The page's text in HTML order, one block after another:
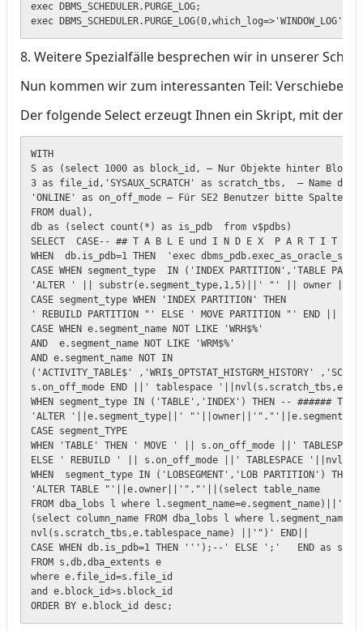
exec DBMS_SCHEDULER.PURGE_LOG;
exec DBMS_SCHEDULER.PURGE_LOG(0,which_log=>'WINDOW_LOG');
8. Weitere Spezialfälle besprechen wir in unserer
Nun kommen wir zum interessanten Teil: Verschieben
Der folgende Select erzeugt Ihnen ein Skript, mit dem
WITH
S as (select 1000 as block_id, – Nur Objekte hinter Block
3 as file_id,'SYSAUX_SCRATCH' as scratch_tbs,  – Name
'ONLINE' as on_off_mode – Für SE2 Benutzer bitte Spalte
FROM dual),
db as (select count(*) as is_pdb  from v$pdbs)
SELECT  CASE-- ## T A B L E und I N D E X  P A R T I T I O
WHEN  db.is_pdb=1 THEN  'exec
CASE WHEN segment_type  IN ('INDEX PARTITION','TABLE
'ALTER ' || substr(e.segment_type,1,5)||' "' || owner
CASE segment_type WHEN 'INDEX PARTITION' THEN
' REBUILD PARTITION "' ELSE ' MOVE PARTITION "' END
CASE WHEN e.segment_name NOT LIKE 'WRH$%'
AND  e.segment_name NOT LIKE 'WRM$%'
AND e.segment_name NOT IN
('ACTIVITY_TABLE$' ,'WRI$_OPTSTAT_HISTGRM_HISTORY'
s.on_off_mode END ||' tablespace
WHEN segment_type IN ('TABLE','INDEX') THEN -- ###### T
'ALTER '||e.segment_type||'
CASE segment_TYPE
WHEN 'TABLE' THEN ' MOVE ' || s.on_off_mode ||'
ELSE ' REBUILD ' || s.on_off_mode ||' TABLESPACE
WHEN  segment_type IN ('LOBSEGMENT','LOB PARTITION')
'ALTER TABLE "'||e.owner||'"."'||(select table_name
FROM dba_lobs l where l.segment_name=e.segment_name)||'"
(select column_name FROM dba_lobs l where
nvl(s.scratch_tbs,e.tablespace_name) ||'")' END||
CASE WHEN db.is_pdb=1 THEN ''');--' ELSE ';'   END as
FROM s,db,dba_extents e
where e.file_id=s.file_id
and e.block_id>s.block_id
ORDER BY e.block_id desc;